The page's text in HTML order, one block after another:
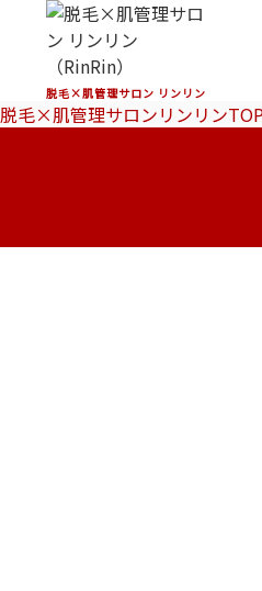
脱毛×肌管理サロン リンリン
脱毛×肌管理サロンリンリン